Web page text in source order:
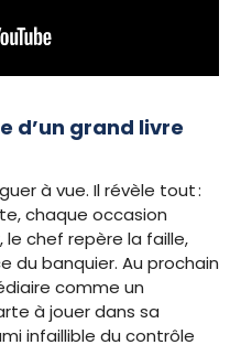
d’un grand livre
à vue. Il révèle tout :
chaque occasion
le chef repère la faille,
du banquier. Au prochain
comme un
à jouer dans sa
infaillible du contrôle